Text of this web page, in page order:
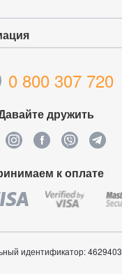
0 800 307 720
дружить
к оплате
идентификатор:4629403